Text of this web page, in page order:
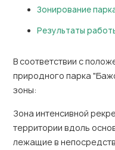
Зонирование
Результаты
В соответствии с
природного парка
зоны:
Зона интенсивной
территории вдоль
лежащие в